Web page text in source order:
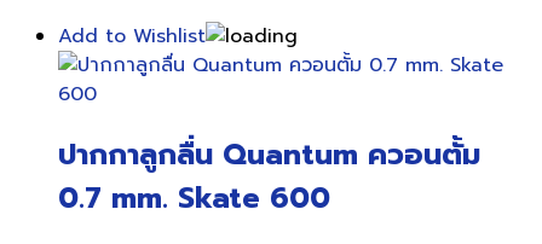
Add to Wishlist
ปากกาลูกลื่น Quantum ควอนตั้ม
0.7 mm. Skate 600